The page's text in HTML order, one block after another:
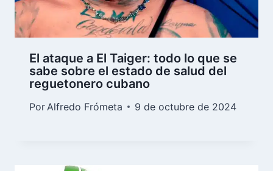
El ataque a El Taiger: todo lo que se
sabe sobre el estado de salud del
reguetonero cubano
Por Alfredo Frómeta 9 de octubre de 2024